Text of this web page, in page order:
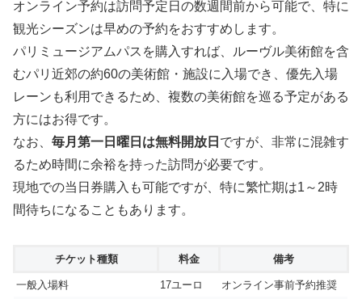
オンライン予約は訪問予定日の数週間前から可能で、特に
観光シーズンは早めの予約をおすすめします。
パリミュージアムパスを購入すれば、ルーヴル美術館を含
むパリ近郊の約60の美術館・施設に入場でき、優先入場
レーンも利用できるため、複数の美術館を巡る予定がある
方にはお得です。
なお、 毎月第一日曜日は無料開放日 ですが、非常に混雑す
るため時間に余裕を持った訪問が必要です。
現地での当日券購入も可能ですが、特に繁忙期は1～2時
間待ちになることもあります。
チケット種類 料金 備考
一般入場料 17ユーロ オンライン事前予約推奨